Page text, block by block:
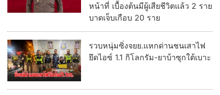
หน้าที่ เบื้องต้นมีผู้เสียชีวิตแล้ว 2 ราย
บาดเจ็บเกือบ 20 ราย
รวบหนุ่มซิ่งจยย.แหกด่านชนเสาไฟ
ยึดไอซ์ 1.1 กิโลกรัม-ยาบ้าซุกใต้เบาะ